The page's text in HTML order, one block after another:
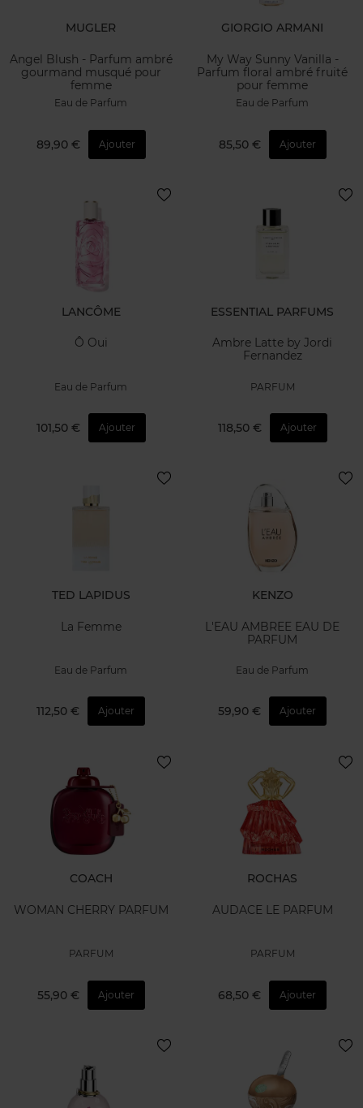
MUGLER
Angel Blush - Parfum ambré
gourmand musqué pour
femme
Eau de Parfum
89,90 € Ajouter
GIORGIO ARMANI
My Way Sunny Vanilla -
Parfum floral ambré fruité
pour femme
Eau de Parfum
85,50 € Ajouter
LANCÔME
Ô Oui
Eau de Parfum
101,50 € Ajouter
ESSENTIAL PARFUMS
Ambre Latte by Jordi
Fernandez
PARFUM
118,50 € Ajouter
TED LAPIDUS
La Femme
Eau de Parfum
112,50 € Ajouter
KENZO
L'EAU AMBREE EAU DE
PARFUM
Eau de Parfum
59,90 € Ajouter
COACH
WOMAN CHERRY PARFUM
PARFUM
55,90 € Ajouter
ROCHAS
AUDACE LE PARFUM
PARFUM
68,50 € Ajouter